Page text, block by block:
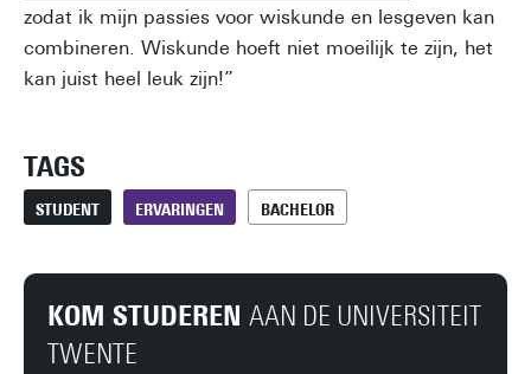
zodat ik mijn passies voor wiskunde en lesgeven kan
combineren. Wiskunde hoeft niet moeilijk te zijn, het
kan juist heel leuk zijn!”
TAGS
STUDENT ERVARINGEN BACHELOR
KOM STUDEREN AAN DE UNIVERSITEIT
TWENTE